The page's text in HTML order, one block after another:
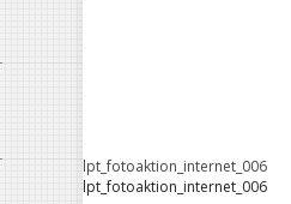
lpt_fotoaktion_internet_006
lpt_fotoaktion_internet_006